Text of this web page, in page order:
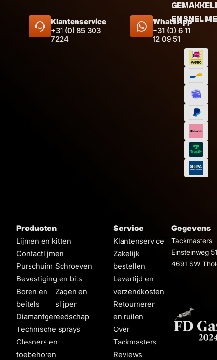
Klantenservice
+31 (0) 85 303
7224
WhatsApp
+31 (0) 6 11
12 09 51
EN SNEL
Producten
Lijmen en kitten
Contactlijmen
Purschuim Schroeven
Bevestiging en bits
Boren en
beitels
Zagen en
slijpen
Diamantgereedschap
Technische sprays
Cleaners en
toebehoren
Service
Klantenservice
Zakelijk
bestellen
Levertijd en
verzendkosten
Retourneren
en ruilen
Over
Tackmasters
Reviews
Gegevens
Tackmasters
Einsteinweg 51
4691 SW